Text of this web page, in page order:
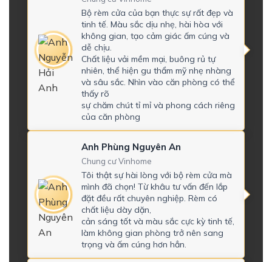
Bộ rèm cửa của bạn thực sự rất đẹp và
tinh tế. Màu sắc dịu nhẹ, hài hòa với
không gian, tạo cảm giác ấm cúng và
dễ chịu.
Chất liệu vải mềm mại, buông rủ tự
nhiên, thể hiện gu thẩm mỹ nhẹ nhàng
và sâu sắc. Nhìn vào căn phòng có thể
thấy rõ
sự chăm chút tỉ mỉ và phong cách riêng
của căn phòng
Anh Phùng Nguyên An
Chung cư Vinhome
Tôi thật sự hài lòng với bộ rèm cửa mà
mình đã chọn! Từ khâu tư vấn đến lắp
đặt đều rất chuyên nghiệp. Rèm có
chất liệu dày dặn,
cản sáng tốt và màu sắc cực kỳ tinh tế,
làm không gian phòng trở nên sang
trọng và ấm cúng hơn hẳn.